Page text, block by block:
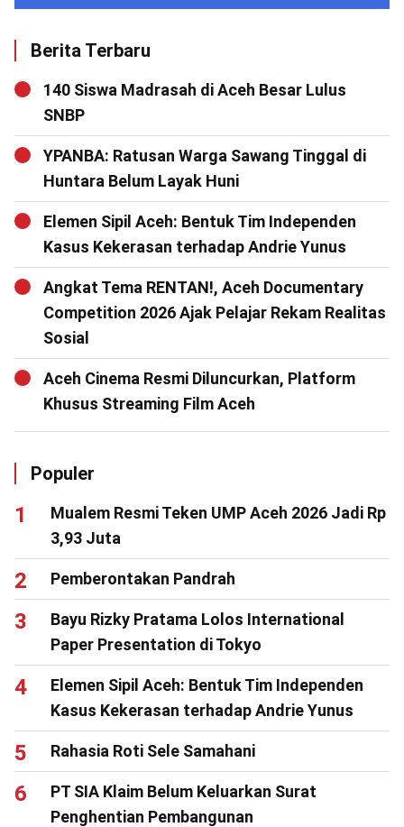
Berita Terbaru
140 Siswa Madrasah di Aceh Besar Lulus
SNBP
YPANBA: Ratusan Warga Sawang Tinggal di
Huntara Belum Layak Huni
Elemen Sipil Aceh: Bentuk Tim Independen
Kasus Kekerasan terhadap Andrie Yunus
Angkat Tema RENTAN!, Aceh Documentary
Competition 2026 Ajak Pelajar Rekam Realitas
Sosial
Aceh Cinema Resmi Diluncurkan, Platform
Khusus Streaming Film Aceh
Populer
Mualem Resmi Teken UMP Aceh 2026 Jadi Rp
3,93 Juta
Pemberontakan Pandrah
Bayu Rizky Pratama Lolos International
Paper Presentation di Tokyo
Elemen Sipil Aceh: Bentuk Tim Independen
Kasus Kekerasan terhadap Andrie Yunus
Rahasia Roti Sele Samahani
PT SIA Klaim Belum Keluarkan Surat
Penghentian Pembangunan